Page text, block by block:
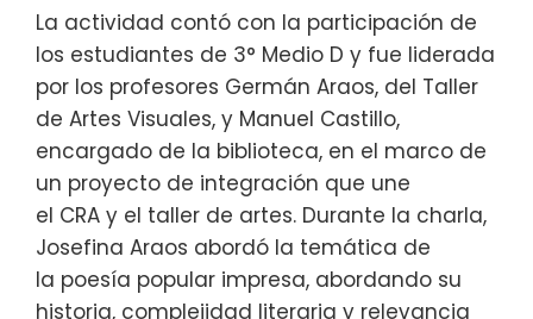
La actividad contó con la participación de
los estudiantes de 3° Medio D y fue liderada
por los profesores Germán Araos, del Taller
de Artes Visuales, y Manuel Castillo,
encargado de la biblioteca, en el marco de
un proyecto de integración que une
el CRA y el taller de artes. Durante la charla,
Josefina Araos abordó la temática de
la poesía popular impresa, abordando su
historia, complejidad literaria y relevancia